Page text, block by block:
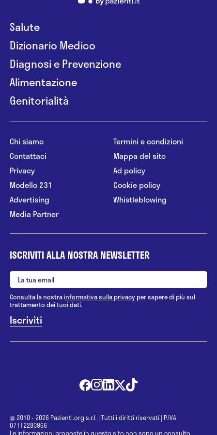
Salute
Dizionario Medico
Diagnosi e Prevenzione
Alimentazione
Genitorialità
Chi siamo
Contattaci
Privacy
Modello 231
Advertising
Media Partner
Termini e condizioni
Mappa del sito
Ad policy
Cookie policy
Whistleblowing
ISCRIVITI ALLA NOSTRA NEWSLETTER
Consulta la nostrainformativa sulla privacy per sapere di più sul
trattamento dei tuoi dati.
@ 2010 - 2026 Pazienti.org s.r.l. | Tutti i diritti riservati | P.IVA
07112280966